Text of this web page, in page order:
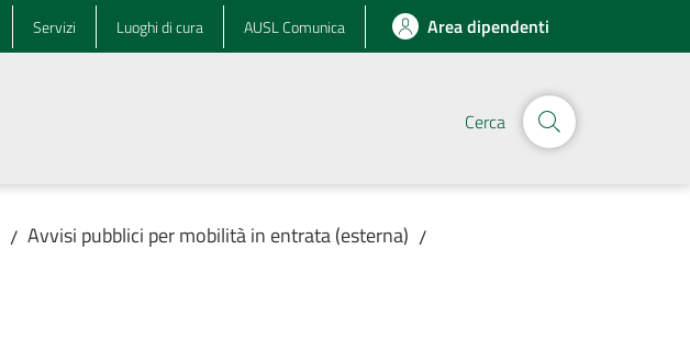
Servizi Luoghi di cura AUSL Comunica Area dipendenti
Cerca
/ Avvisi pubblici per mobilità in entrata (esterna) /